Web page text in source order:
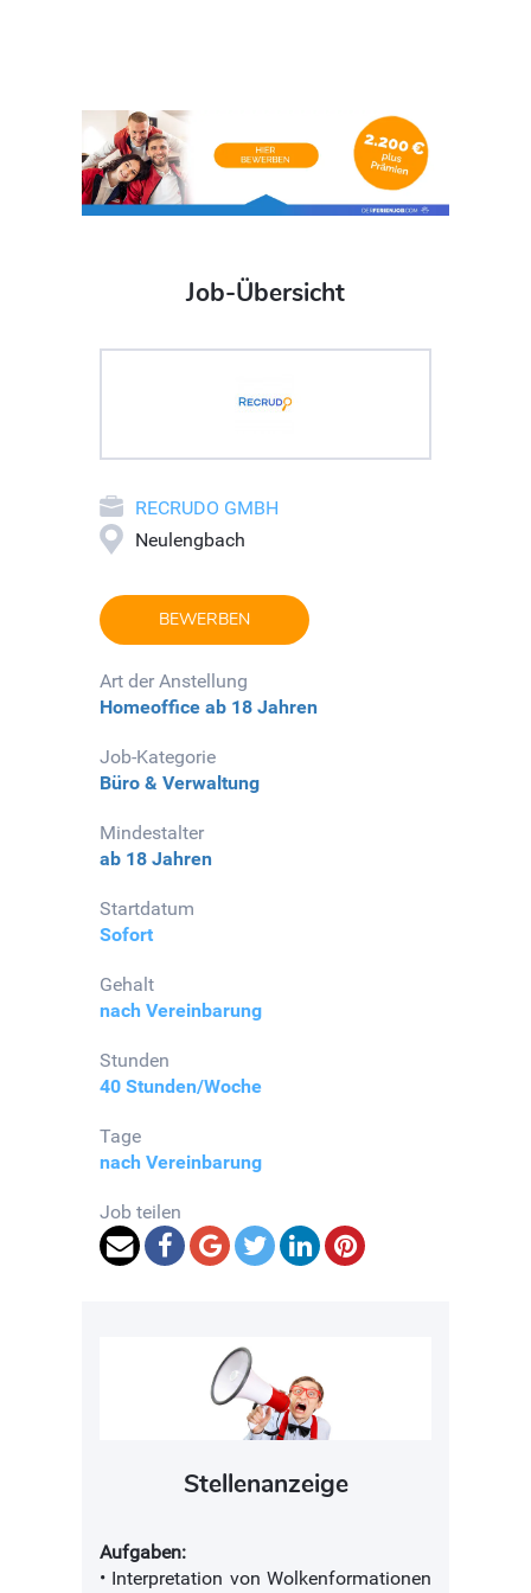
Job-Übersicht
RECRUDO GMBH
Neulengbach
BEWERBEN
Art der Anstellung
Homeoffice ab 18 Jahren
Job-Kategorie
Büro & Verwaltung
Mindestalter
ab 18 Jahren
Startdatum
Sofort
Gehalt
nach Vereinbarung
Stunden
40 Stunden/Woche
Tage
nach Vereinbarung
Job teilen
Stellenanzeige
Aufgaben:
• Interpretation von Wolkenformationen